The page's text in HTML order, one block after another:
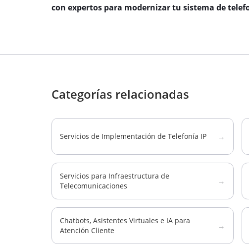
con expertos para modernizar tu sistema de
Categorías relacionadas
Servicios de Implementación de Telefonía IP →
Servicios para Infraestructura de
Telecomunicaciones
→
Chatbots, Asistentes Virtuales e IA para
Atención Cliente
→